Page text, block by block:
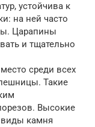
устойчива к
на ней часто
Царапины
и тщательно
среди всех
Такие
Высокие
камня